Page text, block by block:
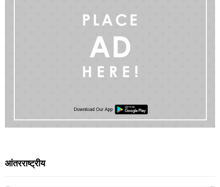
आंतरराष्ट्रीय